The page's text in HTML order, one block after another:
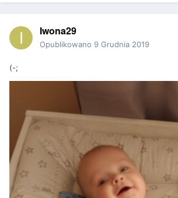
Iwona29
Opublikowano 9 Grudnia 2019
(-;